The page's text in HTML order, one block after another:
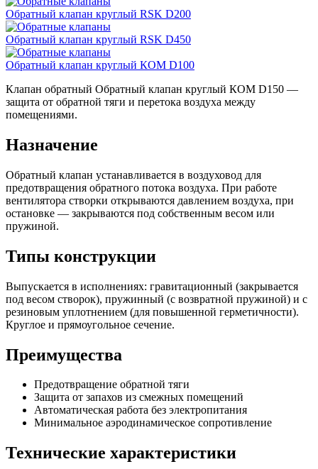
Обратный клапан круглый RSK D200
Обратный клапан круглый RSK D450
Обратный клапан круглый КОМ D100
Клапан обратный Обратный клапан круглый КОМ D150 —
защита от обратной тяги и перетока воздуха между
помещениями.
Назначение
Обратный клапан устанавливается в воздуховод для
предотвращения обратного потока воздуха. При работе
вентилятора створки открываются давлением воздуха, при
остановке — закрываются под собственным весом или
пружиной.
Типы конструкции
Выпускается в исполнениях: гравитационный (закрывается
под весом створок), пружинный (с возвратной пружиной) и с
резиновым уплотнением (для повышенной герметичности).
Круглое и прямоугольное сечение.
Преимущества
Предотвращение обратной тяги
Защита от запахов из смежных помещений
Автоматическая работа без электропитания
Минимальное аэродинамическое сопротивление
Технические характеристики